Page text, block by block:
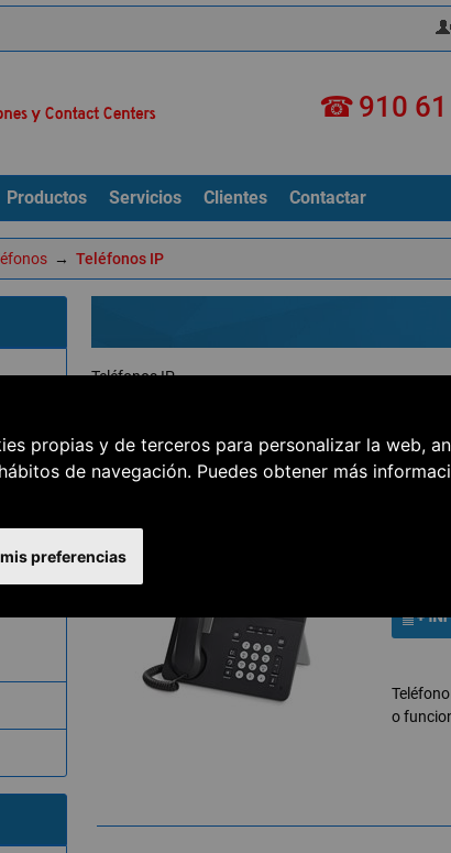
propias y de terceros para personalizar la web,
de navegación. Puedes obtener más
preferencias
☎ 910
Productos Servicios Clientes Contactar
→ Teléfonos IP
Teléfonos IP
Ordenar por
o